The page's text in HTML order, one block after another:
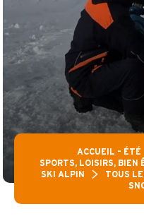
ACCUEIL – ÉTÉ
SPORTS, LOISIRS, BIEN
SKI ALPIN
TOUS